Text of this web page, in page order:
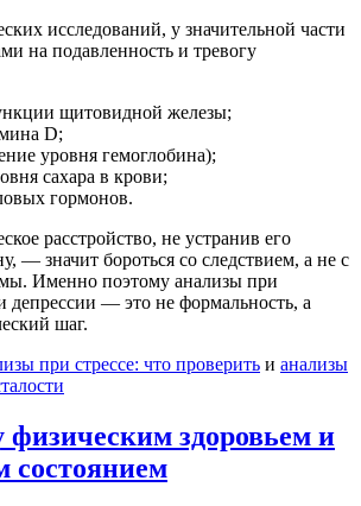
исследований, у значительной части
на подавленность и тревогу
щитовидной железы;
D;
уровня гемоглобина);
сахара в крови;
гормонов.
расстройство, не устранив его
— значит бороться со следствием, а не с
Именно поэтому анализы при
депрессии — это не формальность, а
шаг.
при стрессе: что проверить и анализы
физическим здоровьем и
состоянием